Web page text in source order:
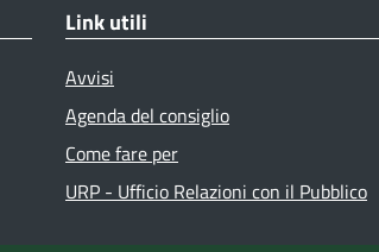
Link utili
Avvisi
Agenda del consiglio
Come fare per
URP - Ufficio Relazioni con il Pubblico